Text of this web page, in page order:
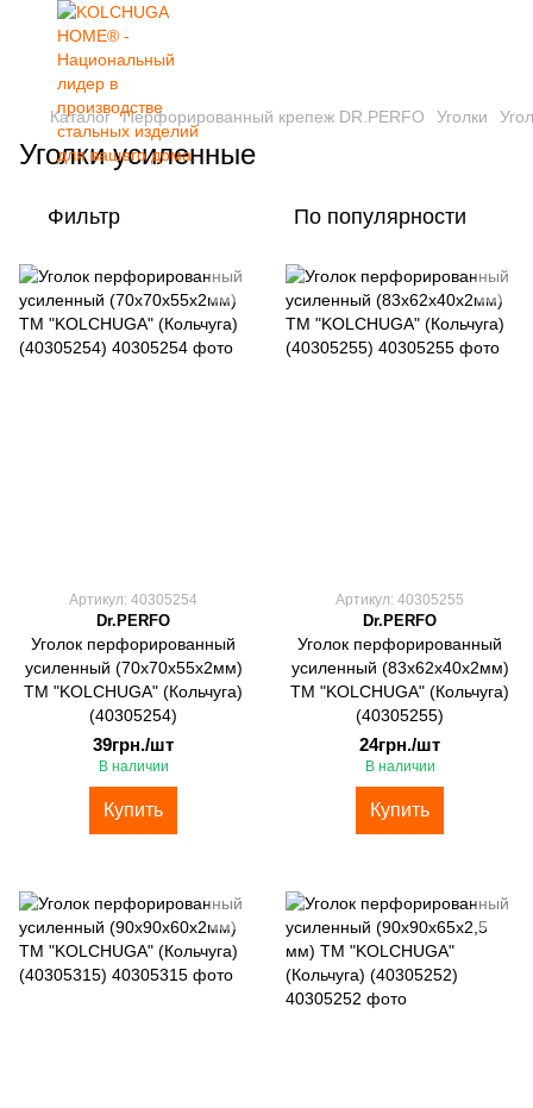
Каталог Перфорированный крепеж DR.PERFO Уголки
Уголки усиленные
Фильтр По популярности
Артикул: 40305254
Dr.PERFO
Уголок перфорированный
усиленный (70х70х55х2мм)
ТМ "KOLCHUGA" (Кольчуга)
(40305254)
39грн./шт
В наличии
Купить
Артикул: 40305255
Dr.PERFO
Уголок перфорированный
усиленный (83х62х40х2мм)
ТМ "KOLCHUGA" (Кольчуга)
(40305255)
24грн./шт
В наличии
Купить